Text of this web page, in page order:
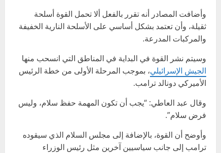
وأضافت المصادر أنه تقرر بالفعل ألا تحمل القوة أسلحة
ثقيلة، وأن تعتمد بشكل أساسي على الأسلحة النارية الخفيفة
والمركبات المدرعة.
وسيتم نشر القوة في البداية في المناطق التي انسحب منها
الجيش الإسرائيلي، بموجب المرحلة الأولى من خطة الرئيس
الأميركي دونالد ترامب.
وقال عبد العاطي: “يجب أن تكون المهمة حفظ سلام، وليس
فرض سلام”.
وأوضح أن القوة، بالإضافة إلى مجلس السلام الذي سيقوده
ترامب إلى جانب سياسيين آخرين مثل رئيس الوزراء